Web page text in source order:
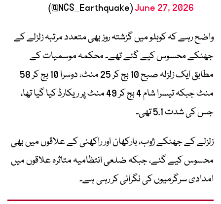
(@NCS_Earthquake)June 27, 2026
واضح رہے کہ کوہلو میں گزشتہ روز بھی متعدد مرتبہ زلزلے کے
جھٹکے محسوس کیے گئے تھے۔ محکمہ موسمیات کے
مطابق ایک زلزلہ صبح 10 بج کر 25 منٹ، دوسرا 10 بج کر 58
منٹ جبکہ تیسرا شام 4 بج کر 49 منٹ پر ریکارڈ کیا گیا تھا،
جس کی شدت 5.1 تھی۔
زلزلے کے جھٹکے ژوب، بارکھان اور راکھنی کے علاقوں میں بھی
محسوس کیے گئے، جبکہ ضلعی انتظامیہ متاثرہ علاقوں میں
امدادی سرگرمیوں کی نگرانی کر رہی ہے۔